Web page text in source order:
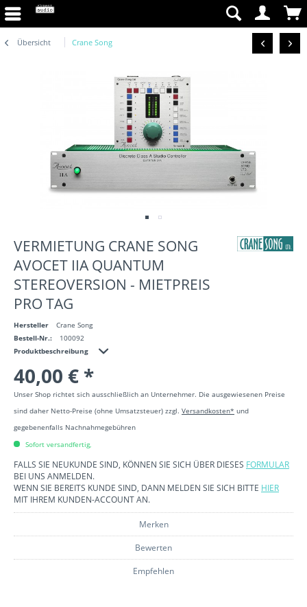
Übersicht Crane Song
VERMIETUNG CRANE SONG
AVOCET IIA QUANTUM
STEREOVERSION - MIETPREIS
PRO TAG
Hersteller
Crane Song
Bestell-Nr.:
100092
Produktbeschreibung
40,00 € *
Unser Shop richtet sich ausschließlich an Unternehmer. Die ausgewiesenen Preise
sind daher Netto-Preise (ohne Umsatzsteuer) zzgl. Versandkosten* und
gegebenenfalls Nachnahmegebühren
Sofort versandfertig,
FALLS SIE NEUKUNDE SIND, KÖNNEN SIE SICH ÜBER DIESES FORMULAR
BEI UNS ANMELDEN.
WENN SIE BEREITS KUNDE SIND, DANN MELDEN SIE SICH BITTE HIER
MIT IHREM KUNDEN-ACCOUNT AN.
Merken
Bewerten
Empfehlen